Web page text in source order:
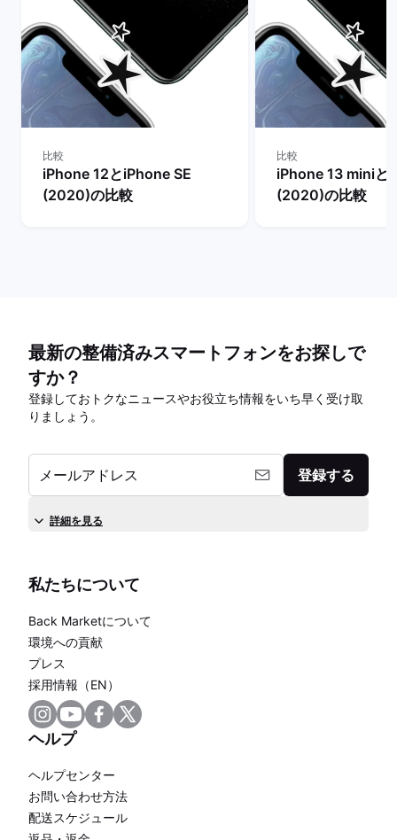
比較
iPhone 12とiPhone SE
(2020)の比較
比較
iPhone 13 miniと
(2020)の比較
最新の整備済みスマートフォンをお探しで
すか？
登録しておトクなニュースやお役立ち情報をいち早く受け取
りましょう。
メールアドレス 登録する
詳細を見る
私たちについて
Back Marketについて
環境への貢献
プレス
採用情報（EN）
ヘルプ
ヘルプセンター
お問い合わせ方法
配送スケジュール